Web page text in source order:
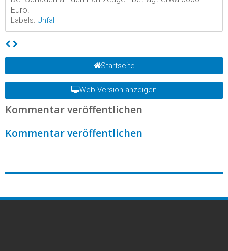
Euro.
Labels: Unfall
Startseite
Web-Version anzeigen
Kommentar veröffentlichen
Kommentar veröffentlichen